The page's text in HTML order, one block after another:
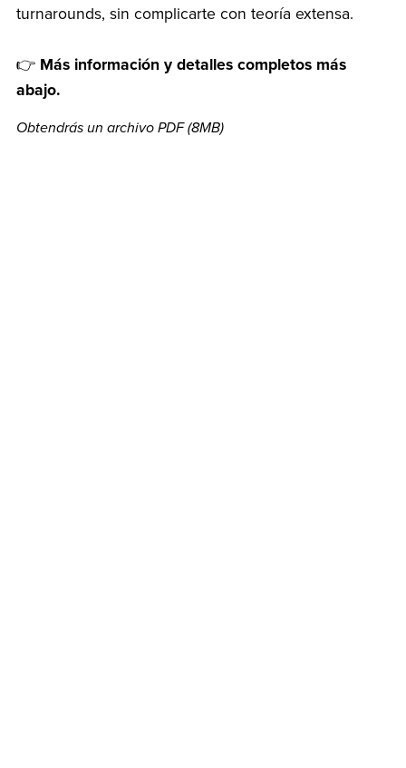
turnarounds, sin complicarte con teoría extensa.
👉 Más información y detalles completos más
abajo.
Obtendrás un archivo PDF(8MB)